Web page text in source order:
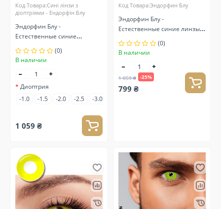
Код Товара:Сині лінзи з
діоптріями - Ендорфін Блу
Эндорфин Блу -
Естественные синие
контактные линзы для
зрения
(0)
В наличии
Диоптрия
-1.0
-1.5 -2.0 -2.5 -3.0
1 059 ₴
Код Товара:Эндорфин Блу
Эндорфин Блу -
Естественные синие линзы
контактные
(0)
В наличии
1 059 ₴ -25%
799 ₴